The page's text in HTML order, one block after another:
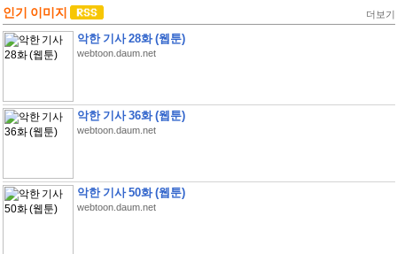
인기 이미지 더보기
악한 기사 28화 (웹툰)
webtoon.daum.net
악한 기사 36화 (웹툰)
webtoon.daum.net
악한 기사 50화 (웹툰)
webtoon.daum.net